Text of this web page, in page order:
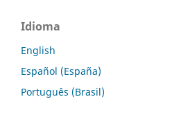
Idioma
English
Español (España)
Português (Brasil)